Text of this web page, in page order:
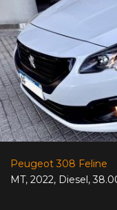
Peugeot 308 Feline
MT, 2022, Diesel,